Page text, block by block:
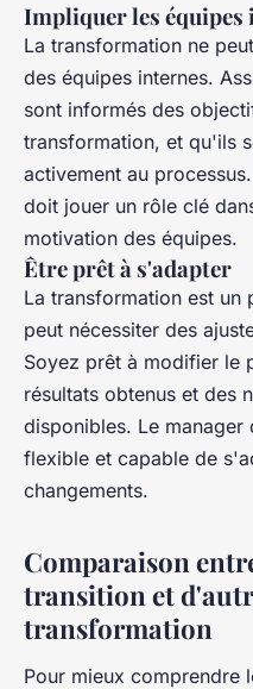
Impliquer les équipes
La transformation ne
des équipes internes.
sont informés des
transformation, et qu'ils
activement au
doit jouer un rôle clé
motivation des équipes.
Être prêt à s'adapter
La transformation est un
peut nécessiter des
Soyez prêt à modifier le
résultats obtenus et des
disponibles. Le
flexible et capable de
changements.
Comparaison
transition et
transformation
Pour mieux comprendre